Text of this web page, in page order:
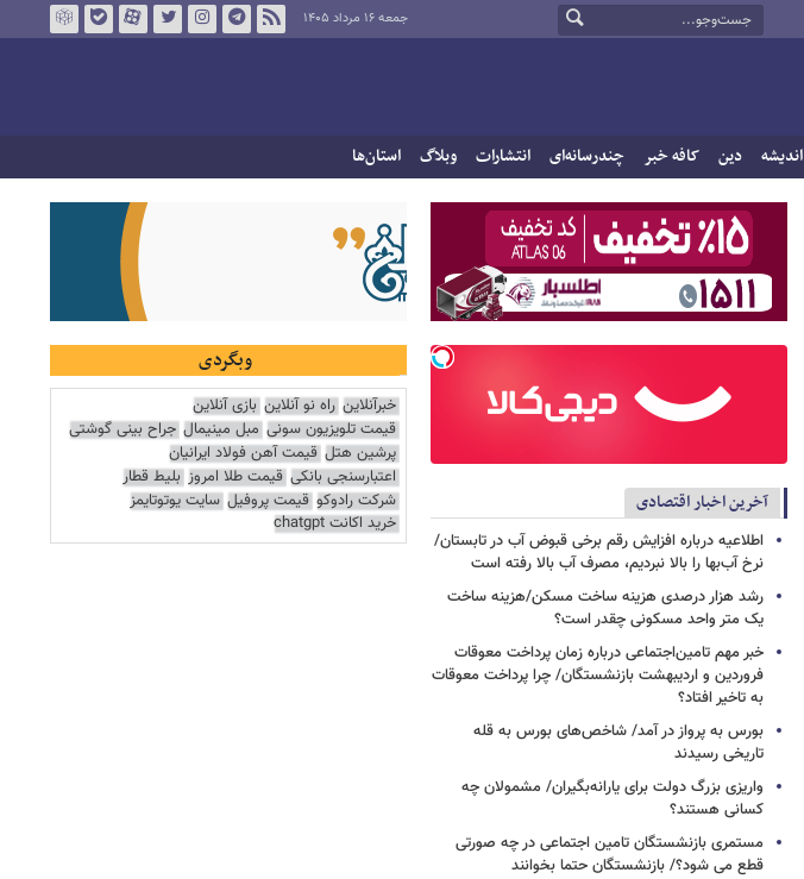
جمعه ۱۶ مرداد ۱۴۰۵
اندیشه دین کافه خبر چندرسانه‌ای انتشارات وبلاگ استان‌ها
آخرین اخبار اقتصادی
اطلاعیه درباره افزایش رقم برخی قبوض آب در تابستان/
نرخ آب‌بها را بالا نبردیم، مصرف آب بالا رفته است
رشد هزار درصدی هزینه ساخت مسکن/هزینه ساخت
یک متر واحد مسکونی چقدر است؟
خبر مهم تامین‌اجتماعی درباره زمان پرداخت معوقات
فروردین و اردیبهشت بازنشستگان/ چرا پرداخت معوقات
به تاخیر افتاد؟
بورس به پرواز در آمد/ شاخص‌های بورس به قله
تاریخی رسیدند
واریزی بزرگ دولت برای یارانه‌بگیران/ مشمولان چه
کسانی هستند؟
مستمری بازنشستگان تامین اجتماعی در چه صورتی
قطع می شود؟/ بازنشستگان حتما بخوانند
وبگردی
خبرآنلاین راه نو آنلاین بازی آنلاین
قیمت تلویزیون سونی مبل مینیمال جراح بینی گوشتی
پرشین هتل قیمت آهن فولاد ایرانیان
اعتبارسنجی بانکی قیمت طلا امروز بلیط قطار
شرکت رادوکو قیمت پروفیل سایت یوتوتایمز
خرید اکانت chatgpt